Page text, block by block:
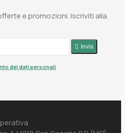
e promozioni. Iscriviti alla
Invia
dei dati personali